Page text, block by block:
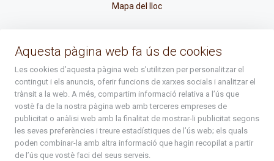
Mapa del lloc
atenciociutadana@ordino.ad
+376 878 100
De Dl. a Dv. : de 8 a 16h (els divendres a partir de l'1 de juny
fins al divendres de la setmana de Meritxell : de 8 a 14h)
Aquesta pàgina web fa ús de cookies
Les cookies d’aquesta pàgina web s’utilitzen per personalitzar el
contingut i els anuncis, oferir funcions de xarxes socials i analitzar el
trànsit a la web. A més, compartim informació relativa a l’ús que
vostè fa de la nostra pàgina web amb terceres empreses de
publicitat o anàlisi web amb la finalitat de mostrar-li publicitat segons
les seves preferències i treure estadístiques de l’ús web; els quals
poden combinar-la amb altra informació que hagin recopilat a partir
de l’ús que vostè faci del seus serveis.